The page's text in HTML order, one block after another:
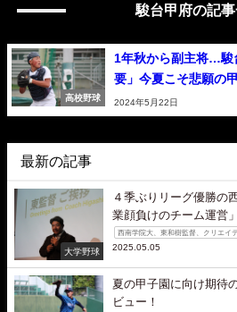
駿台甲府の記
高校野球
1年秋から副主将…駿
要」今夏こそ悲願の
2024年5月22日
最新の記事
大学野球
４季ぶりリーグ優勝の
業顔負けのチーム運営」
西南学院大、東和樹監督、クリエイ
2025.05.05
夏の甲子園に向け期待
ビュー！